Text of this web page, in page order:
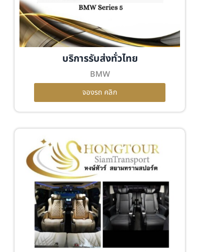
บริการรับส่งทั่วไทย
BMW
จองรถ คลิก